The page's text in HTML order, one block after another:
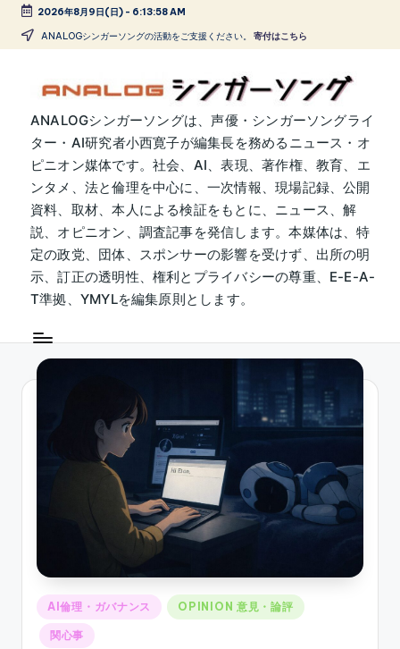
Skip
2026年8月9日(日)- 6:13:59 AM
ANALOGシンガーソングの活動をご支援ください。 寄付はこちら
A
N
A
L
O
G
シ
ン
ガ
ー
ANALOGシンガーソングは、声優・シンガーソングライ
ター・AI研究者小西寛子が編集長を務めるニュース・オ
ピニオン媒体です。社会、AI、表現、著作権、教育、エ
ンタメ、法と倫理を中心に、一次情報、現場記録、公開
資料、取材、本人による検証をもとに、ニュース、解
説、オピニオン、調査記事を発信します。本媒体は、特
定の政党、団体、スポンサーの影響を受けず、出所の明
示、訂正の透明性、権利とプライバシーの尊重、E-E-A-
T準拠、YMYLを編集原則とします。
Posted
in
AI倫理・ガバナンス OPINION 意見・論評
関心事